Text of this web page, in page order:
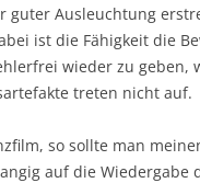
guter Ausleuchtung
ist die Fähigkeit die
wieder zu geben,
treten nicht auf.
so sollte man
auf die Wiedergabe